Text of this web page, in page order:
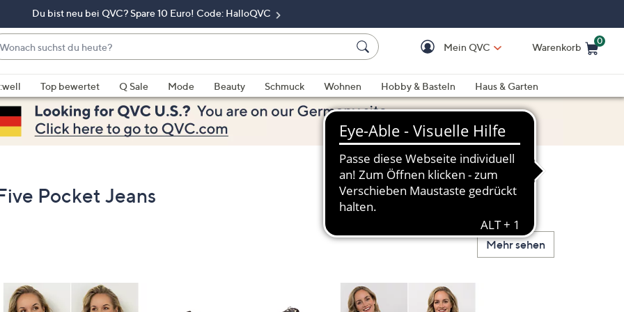
Du bist neu bei QVC? Spare 10 Euro! Code: HalloQVC
Mein QVC Warenkorb
0
Top bewertet Q Sale Mode Beauty Schmuck Wohnen Hobby & Basteln
Haus & Garten
Pocket Jeans
Mehr sehen